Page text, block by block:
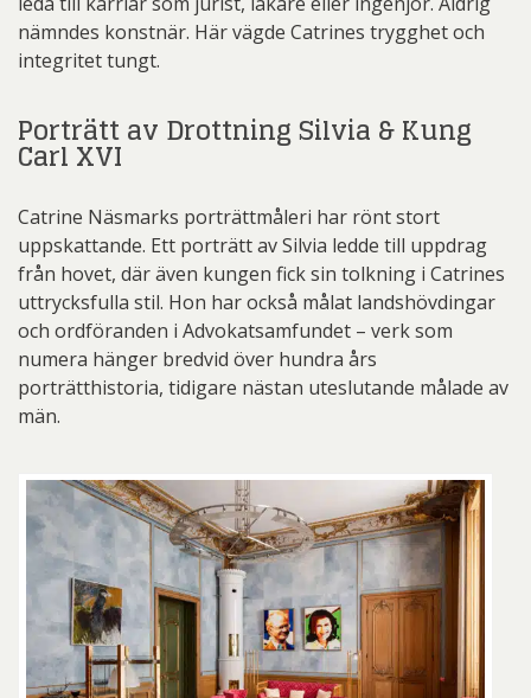
nämndes konstnär. Här vägde Catrines trygghet och
integritet tungt.
Porträtt av Drottning Silvia & Kung
Carl XVI
Catrine Näsmarks porträttmåleri har rönt stort
uppskattande. Ett porträtt av Silvia ledde till uppdrag
från hovet, där även kungen fick sin tolkning i Catrines
uttrycksfulla stil. Hon har också målat landshövdingar
och ordföranden i Advokatsamfundet – verk som
numera hänger bredvid över hundra års
porträtthistoria, tidigare nästan uteslutande målade av
män.